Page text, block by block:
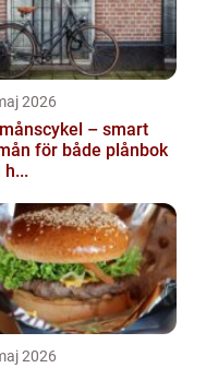
2026
– smart
för både plånbok
h...
2026